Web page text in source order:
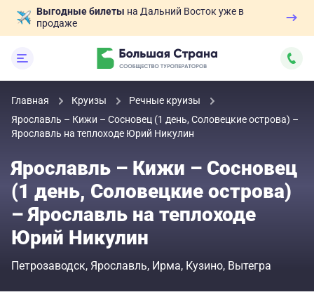
Выгодные билеты на Дальний Восток уже в
продаже
Главная Круизы
Речные круизы
Ярославль – Кижи – Сосновец (1 день, Соловецкие острова) –
Ярославль на теплоходе Юрий Никулин
Ярославль – Кижи – Сосновец
(1 день, Соловецкие острова)
– Ярославль на теплоходе
Юрий Никулин
Петрозаводск Ярославль Ирма Кузино Вытегра